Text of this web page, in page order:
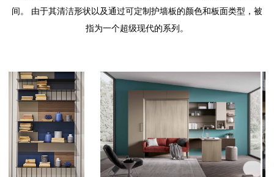
间。 由于其清洁形状以及通过可定制护墙板的颜色和板面类型，被
指为一个超级现代的系列。